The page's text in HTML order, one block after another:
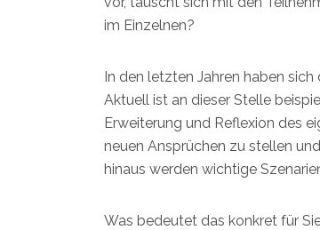
im Einzelnen?
In den letzten Jahren haben
Aktuell ist an dieser Stelle
Erweiterung und Reflexion des
neuen Ansprüchen zu stellen
hinaus werden wichtige
Was bedeutet das konkret für